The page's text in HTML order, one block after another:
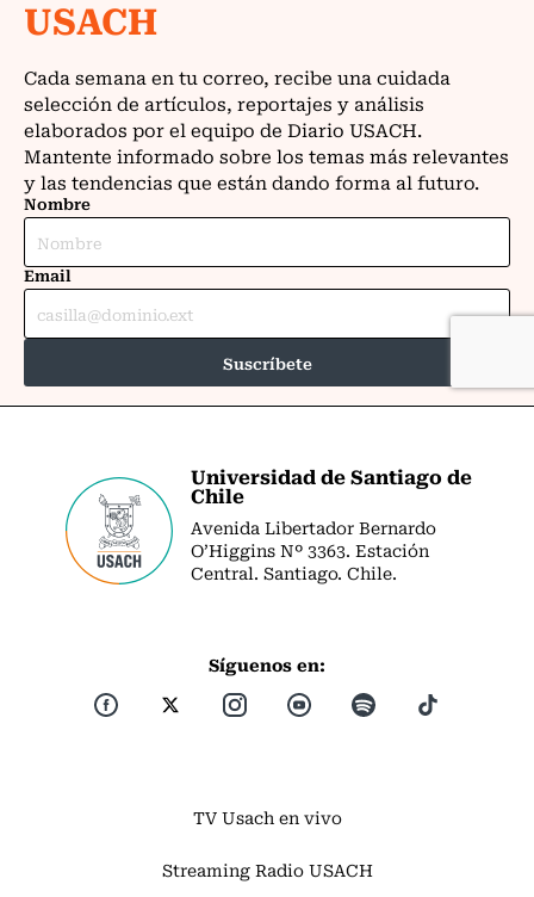
Universidad de Santiago de
Chile
Avenida Libertador Bernardo
O’Higgins Nº 3363. Estación
Central. Santiago. Chile.
Síguenos en:
TV Usach en vivo
Streaming Radio USACH